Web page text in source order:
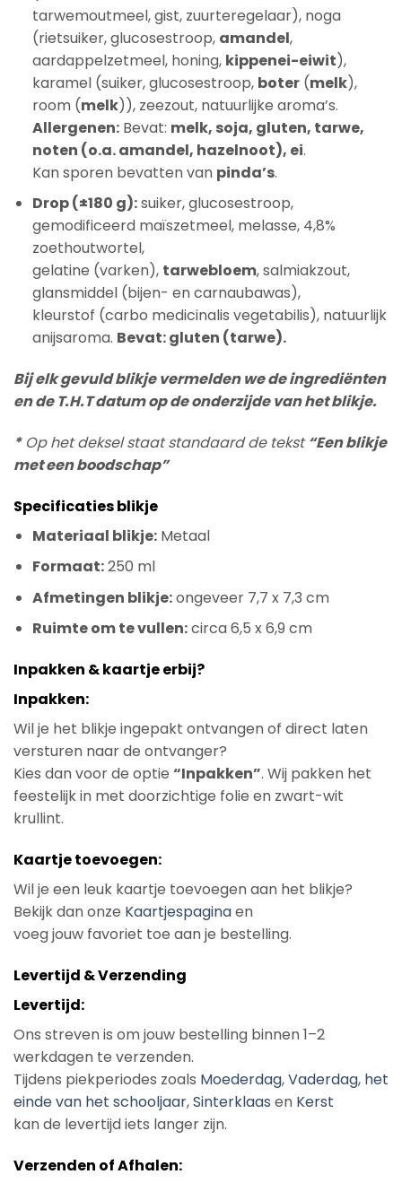
tarwemoutmeel, gist, zuurteregelaar), noga
(rietsuiker, glucosestroop, amandel,
aardappelzetmeel, honing, kippenei-eiwit),
karamel (suiker, glucosestroop, boter(melk),
room (melk)), zeezout, natuurlijke aroma’s.
Allergenen:Bevat: melk, soja, gluten, tarwe,
noten (o.a. amandel, hazelnoot), ei.
Kan sporen bevatten van pinda’s.
Drop (±180 g):suiker, glucosestroop,
gemodificeerd maïszetmeel, melasse, 4,8%
zoethoutwortel,
gelatine (varken), tarwebloem, salmiakzout,
glansmiddel (bijen- en carnaubawas),
kleurstof (carbo medicinalis vegetabilis), natuurlijk
anijsaroma. Bevat: gluten (tarwe).
Bij elk gevuld blikje vermelden we de ingrediënten
en de T.H.T datum op de onderzijde van het blikje.
*Op het deksel staat standaard de tekst“Een blikje
met een boodschap”
Specificaties blikje
Materiaal blikje:Metaal
Formaat:250 ml
Afmetingen blikje:ongeveer 7,7 x 7,3 cm
Ruimte om te vullen:circa 6,5 x 6,9 cm
Inpakken & kaartje erbij?
Inpakken:
Wil je het blikje ingepakt ontvangen of direct laten
versturen naar de ontvanger?
Kies dan voor de optie “Inpakken”. Wij pakken het
feestelijk in met doorzichtige folie en zwart-wit
krullint.
Kaartje toevoegen:
Wil je een leuk kaartje toevoegen aan het blikje?
Bekijk dan onze Kaartjespaginaen
voeg jouw favoriet toe aan je bestelling.
Levertijd & Verzending
Levertijd:
Ons streven is om jouw bestelling binnen 1–2
werkdagen te verzenden.
Tijdens piekperiodes zoals Moederdag,Vaderdag, het
einde van het schooljaar,Sinterklaas en Kerst
kan de levertijd iets langer zijn.
Verzenden of Afhalen: